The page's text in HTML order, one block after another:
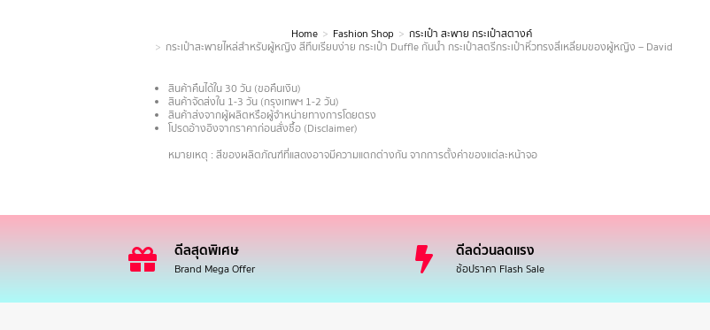
You are here: Home Fashion Shop
กระเป๋า สะพาย กระเป๋าสตางค์
กระเป๋าสะพายไหล่สำหรับผู้หญิง สีทึบเรียบง่าย กระเป๋า Duffle กันน้ำ กระเป๋าสตรีกระเป๋าหิ้วทรงสี่เหลี่ยมของผู้หญิง – David Jones
สินค้าคืนได้ใน 30 วัน (ขอคืนเงิน)
สินค้าจัดส่งใน 1-3 วัน (กรุงเทพฯ 1-2 วัน)
สินค้าส่งจากผู้ผลิตหรือผู้จำหน่ายทางการโดยตรง
โปรดอ้างอิงจากราคาก่อนสั่งซื้อ (Disclaimer)
หมายเหตุ : สีของผลิตภัณฑ์ที่แสดงอาจมีความแตกต่างกัน จากการตั้งค่าของแต่ละหน้าจอ
ดีลสุดพิเศษ
Brand Mega Offer
ดีลด่วนลดแรง
ช้อปราคา Flash Sale